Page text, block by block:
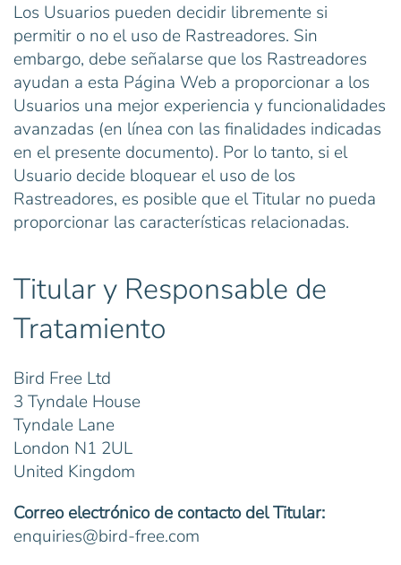
Los Usuarios pueden decidir libremente si
permitir o no el uso de Rastreadores. Sin
embargo, debe señalarse que los Rastreadores
ayudan a esta Página Web a proporcionar a los
Usuarios una mejor experiencia y funcionalidades
avanzadas (en línea con las finalidades indicadas
en el presente documento). Por lo tanto, si el
Usuario decide bloquear el uso de los
Rastreadores, es posible que el Titular no pueda
proporcionar las características relacionadas.
Titular y Responsable de
Tratamiento
Bird Free Ltd
3 Tyndale House
Tyndale Lane
London N1 2UL
United Kingdom
Correo electrónico de contacto del Titular:
enquiries@bird-free.com